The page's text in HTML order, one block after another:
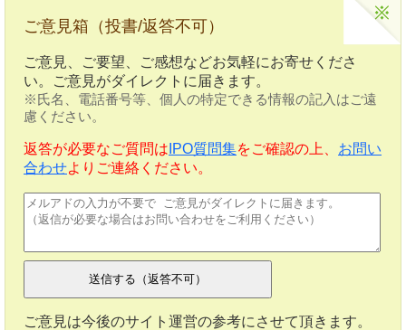
ご意見箱（投書/返答不可）
ご意見、ご要望、ご感想などお気軽にお寄せくださ
い。ご意見がダイレクトに届きます。
※氏名、電話番号等、個人の特定できる情報の記入はご遠
慮ください。
返答が必要なご質問は IPO質問集をご確認の上、 お問い
合わせよりご連絡ください。
ご意見は今後のサイト運営の参考にさせて頂きます。